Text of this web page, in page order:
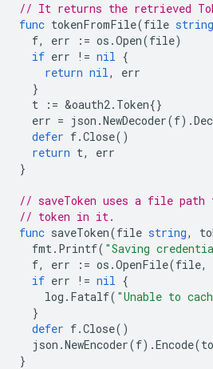
// It returns the retrieved
func tokenFromFile(file string
f, err := os .Open(file)
if err != nil {
return nil,
err
}
t
:= &oauth2. Token{}
err = json .NewDecoder(f).
defer f.Close()
return t,
err
}
// saveToken uses a file
// token in it.
func saveToken(file string,
fmt. Printf( "Saving
f, err := os .OpenFile(file,
if err != nil {
log . Fatalf( "Unable to
}
defer f.Close()
json .NewEncoder(f).Encode(
}